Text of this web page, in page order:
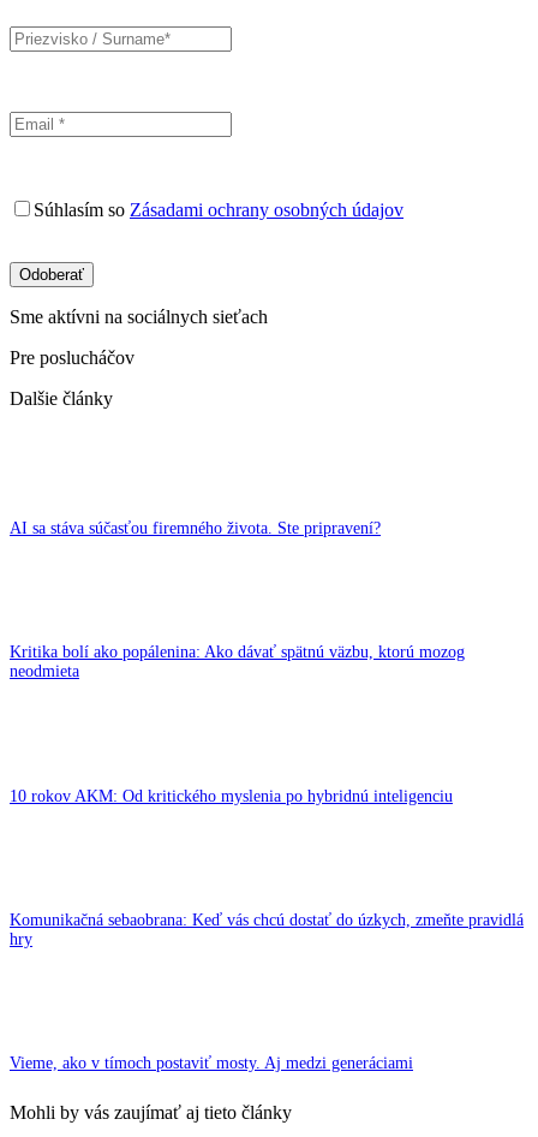
Súhlasím so Zásadami ochrany osobných údajov
Sme aktívni na sociálnych sieťach
Pre poslucháčov
Dalšie články
AI sa stáva súčasťou firemného života. Ste pripravení?
Kritika bolí ako popálenina: Ako dávať spätnú väzbu, ktorú mozog
neodmieta
10 rokov AKM: Od kritického myslenia po hybridnú inteligenciu
Komunikačná sebaobrana: Keď vás chcú dostať do úzkych, zmeňte pravidlá
hry
Vieme, ako v tímoch postaviť mosty. Aj medzi generáciami
Mohli by vás zaujímať aj tieto články